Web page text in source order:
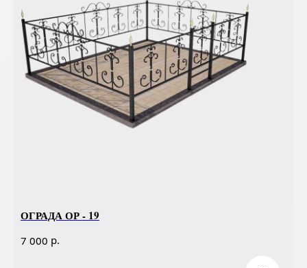
ОГРАДА ОР - 19
7 000 р.